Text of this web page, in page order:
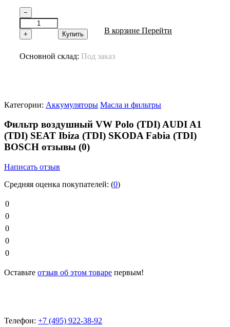
−
+ Купить В корзине Перейти
Основной склад: Под заказ
Категории: Аккумуляторы Масла и фильтры
Фильтр воздушный VW Polo (TDI) AUDI A1
(TDI) SEAT Ibiza (TDI) SKODA Fabia (TDI)
BOSCH отзывы (0)
Написать отзыв
Средняя оценка покупателей: (0)
0
0
0
0
0
Оставьте отзыв об этом товаре первым!
Телефон: +7 (495) 922-38-92